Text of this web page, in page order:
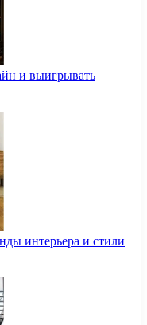
и выигрывать
интерьера и стили